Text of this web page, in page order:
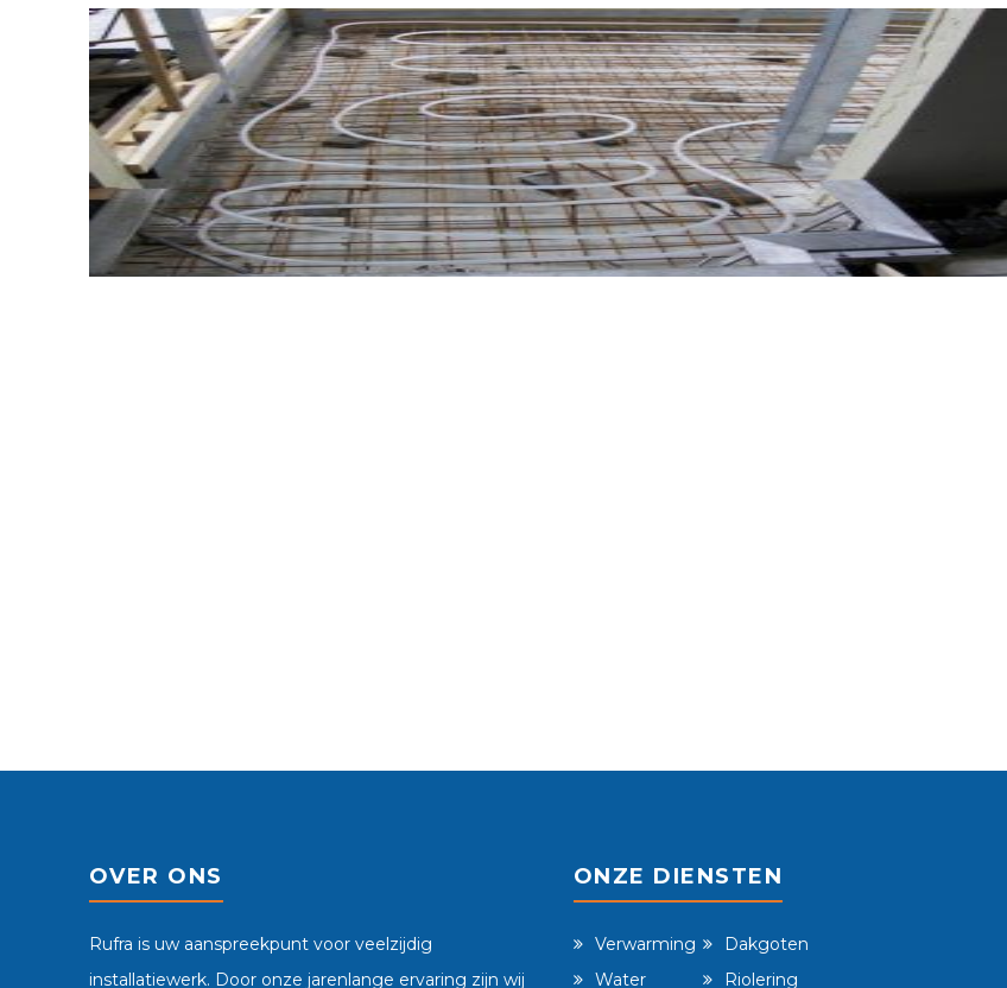
OVER ONS
Rufra is uw aanspreekpunt voor veelzijdig
installatiewerk. Door onze jarenlange ervaring zijn wij
ONZE DIENSTEN
Verwarming
Water
Dakgoten
Riolering